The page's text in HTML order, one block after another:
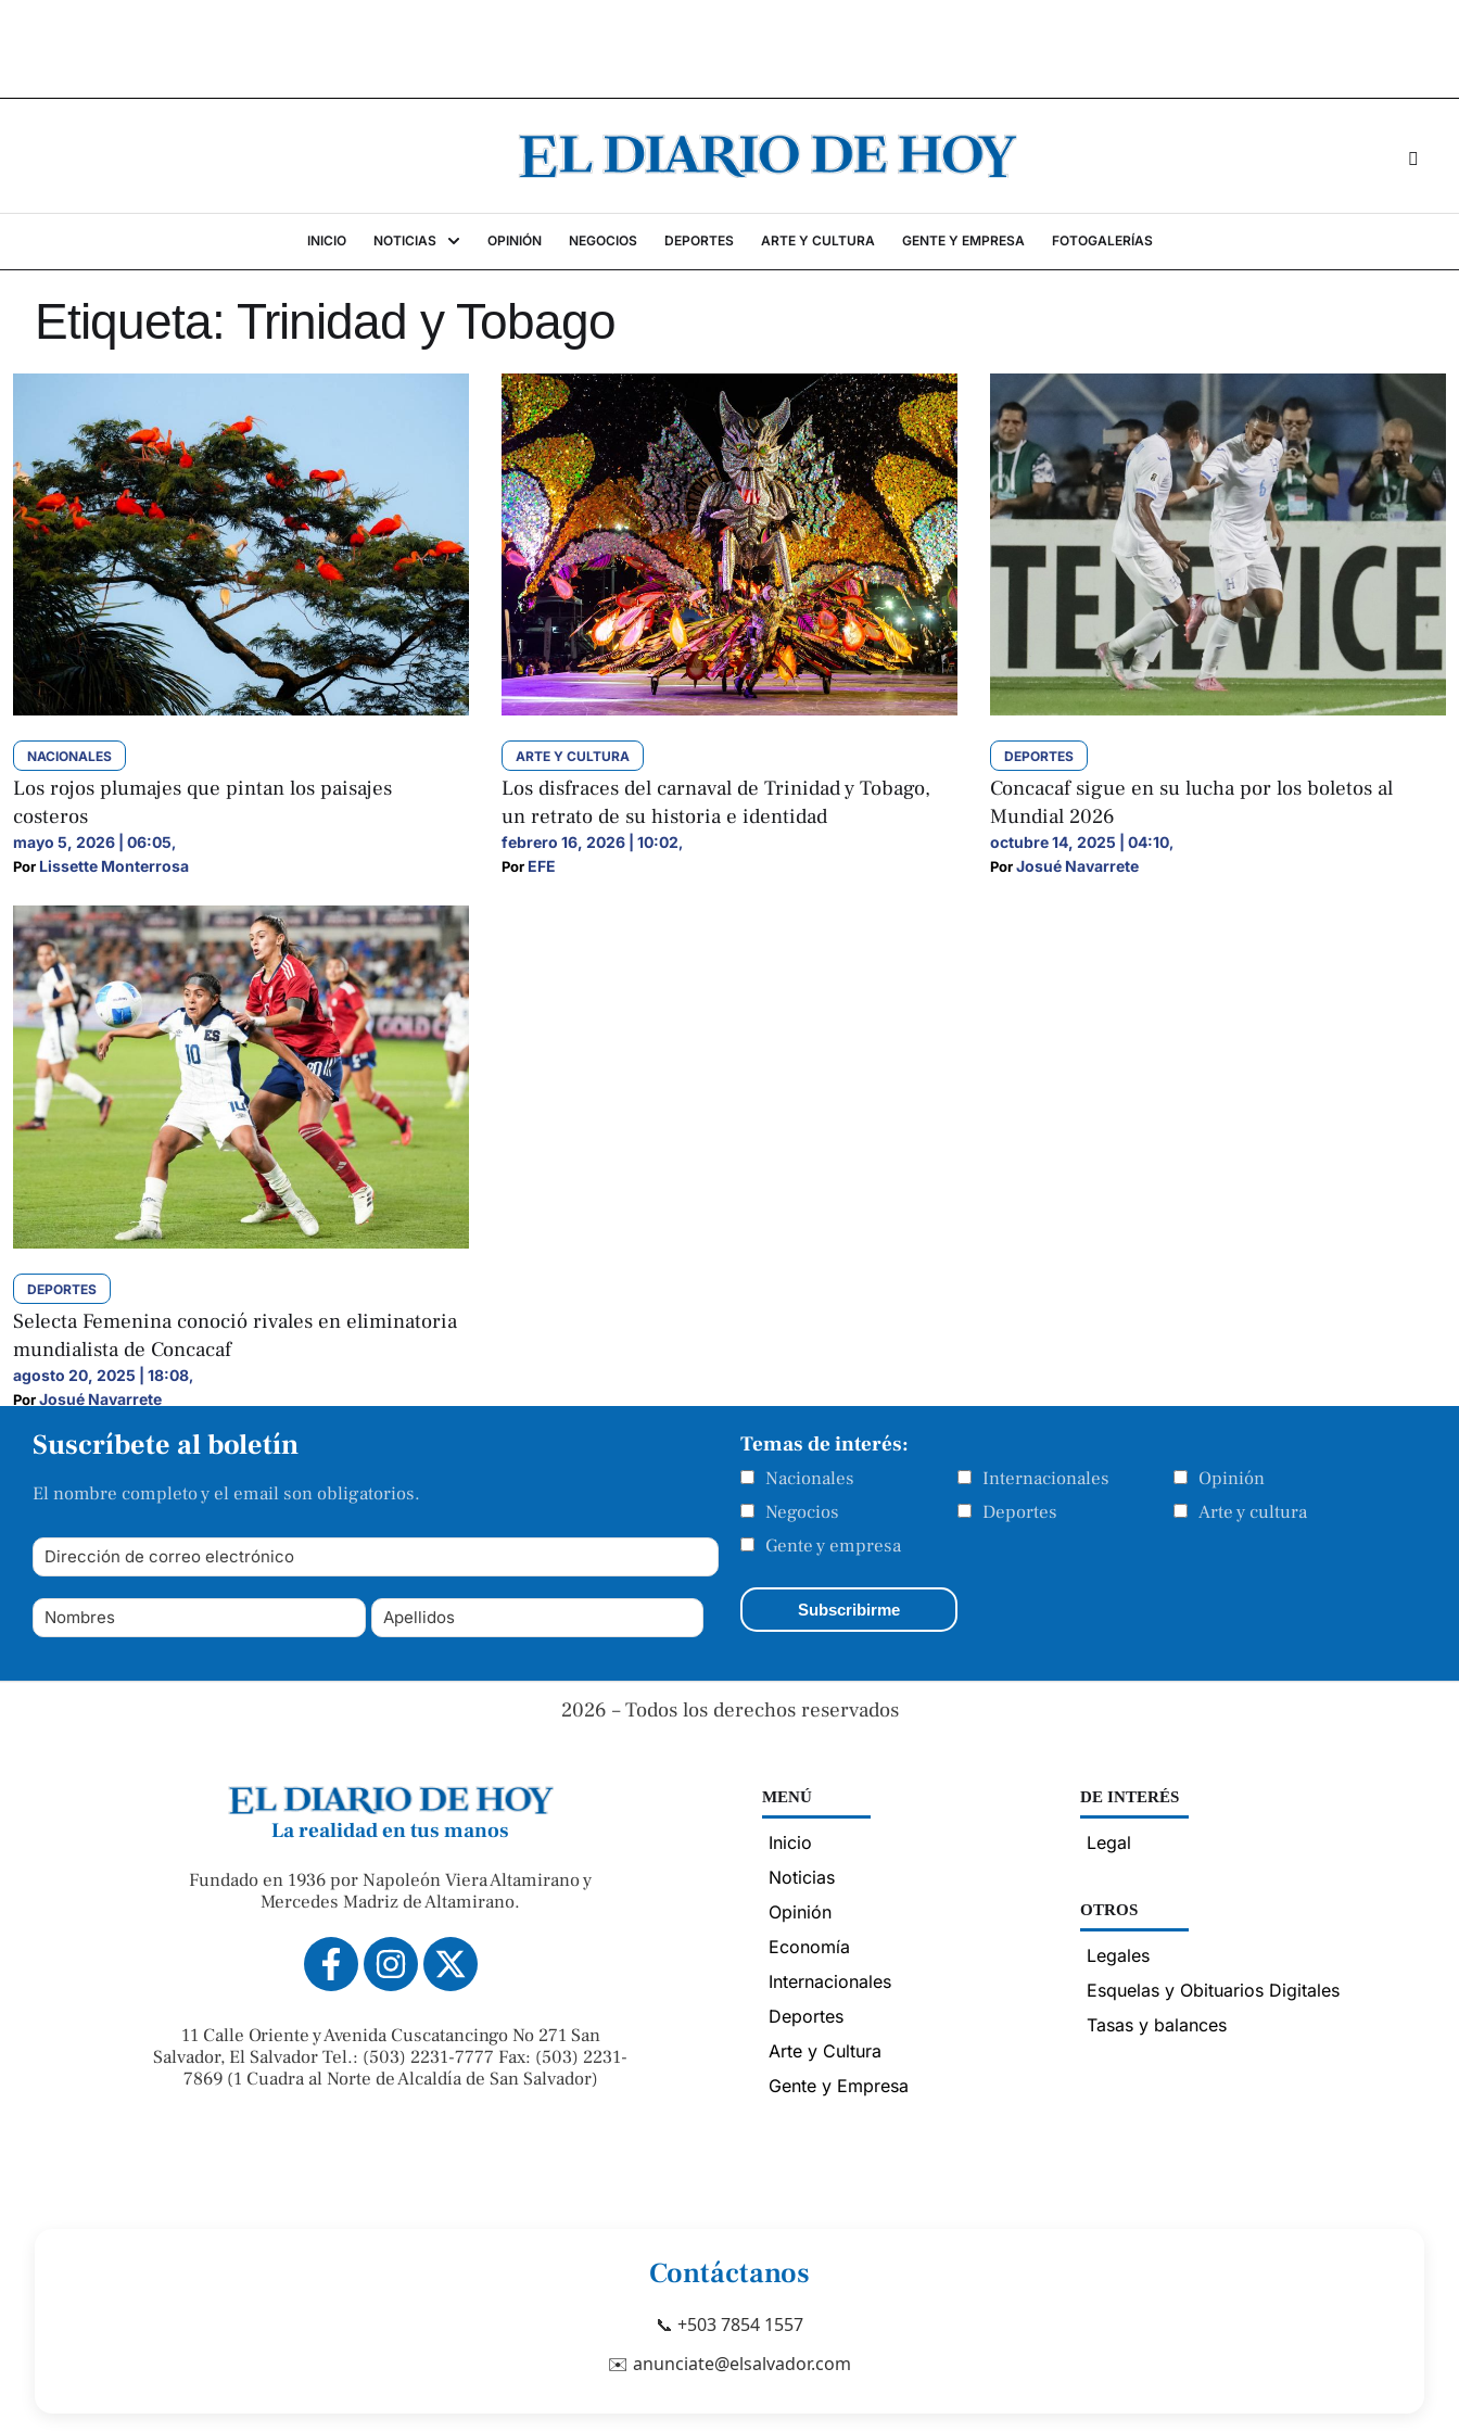
INICIO NOTICIAS OPINIÓN NEGOCIOS DEPORTES ARTE Y CULTURA GENTE Y EMPRESA FOTOGALERÍAS
Etiqueta: Trinidad y Tobago
NACIONALES
Los rojos plumajes que pintan los paisajes
costeros
mayo 5, 2026 | 06:05,
Por Lissette Monterrosa
ARTE Y CULTURA
Los disfraces del carnaval de Trinidad y Tobago,
un retrato de su historia e identidad
febrero 16, 2026 | 10:02,
Por EFE
DEPORTES
Concacaf sigue en su lucha por los boletos al
Mundial 2026
octubre 14, 2025 | 04:10,
Por Josué Navarrete
DEPORTES
Selecta Femenina conoció rivales en eliminatoria
mundialista de Concacaf
agosto 20, 2025 | 18:08,
Por Josué Navarrete
Suscríbete al boletín
El nombre completo y el email son obligatorios.
Temas de interés:
Nacionales Internacionales
Opinión
Negocios
Deportes
Arte y cultura
Gente y empresa
2026 – Todos los derechos reservados
La realidad en tus manos
Fundado en 1936 por Napoleón Viera Altamirano y
Mercedes Madriz de Altamirano.
11 Calle Oriente y Avenida Cuscatancingo No 271 San
Salvador, El Salvador Tel.: (503) 2231-7777 Fax: (503) 2231-
7869 (1 Cuadra al Norte de Alcaldía de San Salvador)
MENÚ
Inicio
Noticias
Opinión
Economía
Internacionales
Deportes
Arte y Cultura
Gente y Empresa
DE INTERÉS
Legal
OTROS
Legales
Esquelas y Obituarios Digitales
Tasas y balances
Contáctanos
📞 +503 7854 1557
✉️ anunciate@elsalvador.com